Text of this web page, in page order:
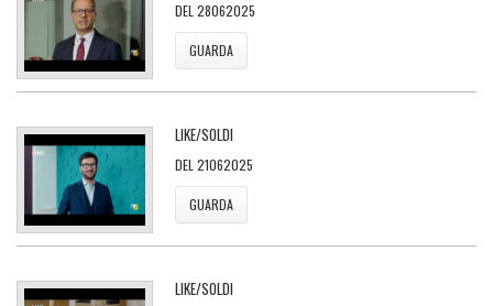
DEL 28062025
GUARDA
LIKE/SOLDI
DEL 21062025
GUARDA
LIKE/SOLDI